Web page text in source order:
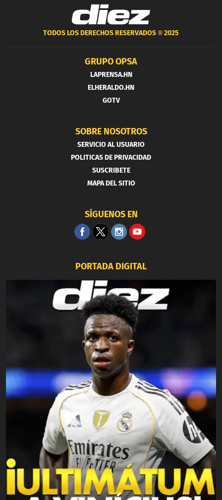
TODOS LOS DERECHOS RESERVADOS ®2025
GRUPO OPSA
LAPRENSA.HN
ELHERALDO.HN
GOTV
SOBRE NOSOTROS
SERVICIO AL USUARIO
POLITICAS DE PRIVACIDAD
SUSCRIBETE
MAPA DEL SITIO
SÍGUENOS EN
PORTADA DIGITAL